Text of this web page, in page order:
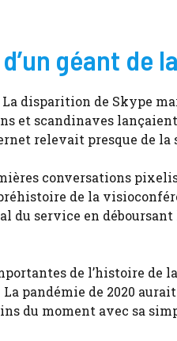
géant de
disparition de Skype
et scandinaves
relevait presque de
conversations
de la
du service en déboursant
de l’histoire de
pandémie de 2020
du moment avec sa